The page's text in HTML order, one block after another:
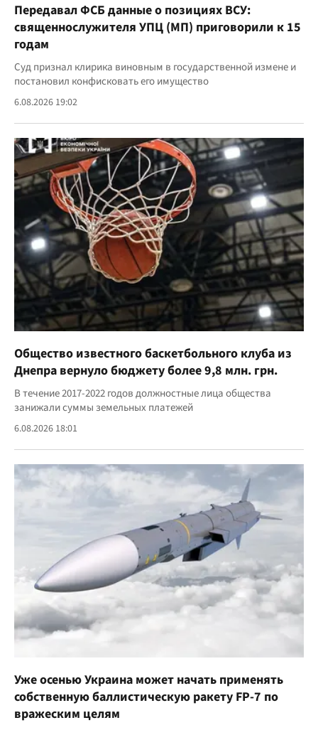
Передавал ФСБ данные о позициях ВСУ:
священнослужителя УПЦ (МП) приговорили к 15
годам
Суд признал клирика виновным в государственной измене и
постановил конфисковать его имущество
6.08.2026 19:02
Общество известного баскетбольного клуба из
Днепра вернуло бюджету более 9,8 млн. грн.
В течение 2017-2022 годов должностные лица общества
занижали суммы земельных платежей
6.08.2026 18:01
Уже осенью Украина может начать применять
собственную баллистическую ракету FP-7 по
вражеским целям